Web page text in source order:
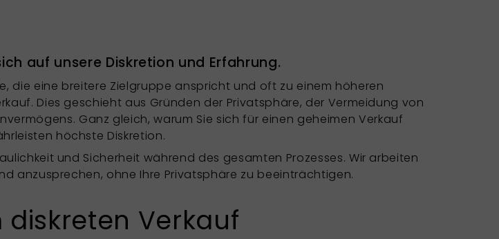
auf unsere Diskretion und Erfahrung.
die eine breitere Zielgruppe anspricht und oft zu einem höheren
Dies geschieht aus Gründen der Privatsphäre, der Vermeidung von
Ganz gleich, warum Sie sich für einen geheimen Verkauf
höchste Diskretion.
und Sicherheit während des gesamten Prozesses. Wir arbeiten
anzusprechen, ohne Ihre Privatsphäre zu beeinträchtigen.
Verkauf